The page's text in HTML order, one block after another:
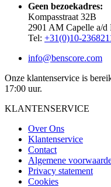
Geen bezoekadres:
Kompasstraat 32B
2901 AM Capelle a/d
Tel: +31(0)10-
info@benscore.com
Onze klantenservice is
17:00 uur.
KLANTENSERVICE
Over Ons
Klantenservice
Contact
Algemene
Privacy statement
Cookies